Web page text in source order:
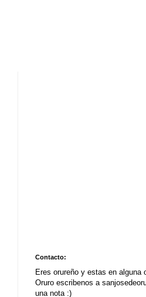
Contacto:
Eres orureño y estas en alguna
Oruro escribenos a
una nota :)